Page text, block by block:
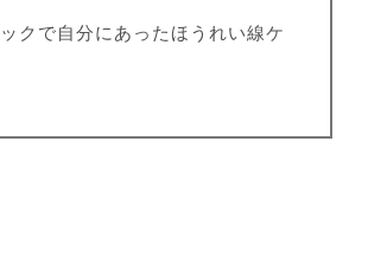
クで自分にあったほうれい線ケ